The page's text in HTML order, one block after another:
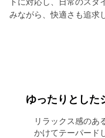
みながら、快適さも追求
ゆったりとした
リラックス感のあ
かけてテーパード